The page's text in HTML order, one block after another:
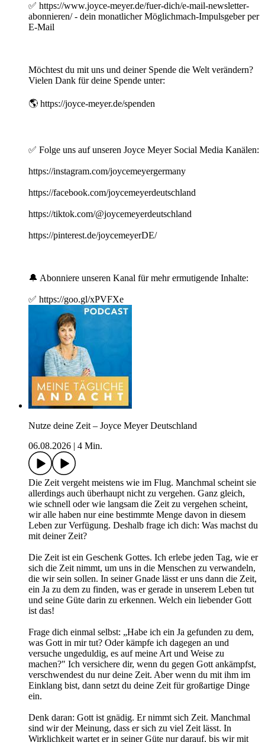
✅ https://www.joyce-meyer.de/fuer-dich/e-mail-newsletter-
abonnieren/ - dein monatlicher Möglichmach-Impulsgeber per
E-Mail
Möchtest du mit uns und deiner Spende die Welt verändern?
Vielen Dank für deine Spende unter:
🌎 https://joyce-meyer.de/spenden
✅ Folge uns auf unseren Joyce Meyer Social Media Kanälen:
https://instagram.com/joycemeyergermany
https://facebook.com/joycemeyerdeutschland
https://tiktok.com/@joycemeyerdeutschland
https://pinterest.de/joycemeyerDE/
🔔 Abonniere unseren Kanal für mehr ermutigende Inhalte:
✅ https://goo.gl/xPVFXe
Nutze deine Zeit – Joyce Meyer Deutschland
06.08.2026
4 Min.
Die Zeit vergeht meistens wie im Flug. Manchmal scheint sie
allerdings auch überhaupt nicht zu vergehen. Ganz gleich,
wie schnell oder wie langsam die Zeit zu vergehen scheint,
wir alle haben nur eine bestimmte Menge davon in diesem
Leben zur Verfügung. Deshalb frage ich dich: Was machst du
mit deiner Zeit?
Die Zeit ist ein Geschenk Gottes. Ich erlebe jeden Tag, wie er
sich die Zeit nimmt, um uns in die Menschen zu verwandeln,
die wir sein sollen. In seiner Gnade lässt er uns dann die Zeit,
ein Ja zu dem zu finden, was er gerade in unserem Leben tut
und seine Güte darin zu erkennen. Welch ein liebender Gott
ist das!
Frage dich einmal selbst: „Habe ich ein Ja gefunden zu dem,
was Gott in mir tut? Oder kämpfe ich dagegen an und
versuche ungeduldig, es auf meine Art und Weise zu
machen?" Ich versichere dir, wenn du gegen Gott ankämpfst,
verschwendest du nur deine Zeit. Aber wenn du mit ihm im
Einklang bist, dann setzt du deine Zeit für großartige Dinge
ein.
Denk daran: Gott ist gnädig. Er nimmt sich Zeit. Manchmal
sind wir der Meinung, dass er sich zu viel Zeit lässt. In
Wirklichkeit wartet er in seiner Güte nur darauf, bis wir mit